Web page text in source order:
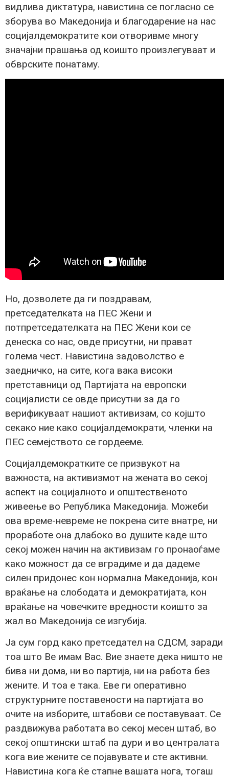
видлива диктатура, навистина се погласно се
зборува во Македонија и благодарение на нас
социјалдемократите кои отворивме многу
значајни прашања од коишто произлегуваат и
обврските понатаму.
Но, дозволете да ги поздравам,
претседателката на ПЕС Жени и
потпретседателката на ПЕС Жени кои се
денеска со нас, овде присутни, ни прават
голема чест. Навистина задоволство е
заедничко, на сите, кога вака високи
претставници од Партијата на европски
социјалисти се овде присутни за да го
верификуваат нашиот активизам, со којшто
секако ние како социјалдемократи, членки на
ПЕС семејството се гордееме.
Социјалдемократките се призвукот на
важноста, на активизмот на жената во секој
аспект на социјалното и општественото
живеење во Република Македонија. Можеби
ова време-невреме не покрена сите внатре, ни
проработе она длабоко во душите каде што
секој можен начин на активизам го пронаоѓаме
како можност да се вградиме и да дадеме
силен придонес кон нормална Македонија, кон
враќање на слободата и демократијата, кон
враќање на човечките вредности коишто за
жал во Македонија се изгубија.
Ја сум горд како претседател на СДСМ, заради
тоа што Ве имам Вас. Вие знаете дека ништо не
бива ни дома, ни во партија, ни на работа без
жените. И тоа е така. Еве ги оперативно
структурните поставености на партијата во
очите на изборите, штабови се поставуваат. Се
раздвижува работата во секој месен штаб, во
секој општински штаб па дури и во централата
кога вие жените се појавувате и сте активни.
Навистина кога ќе стапне вашата нога, тогаш